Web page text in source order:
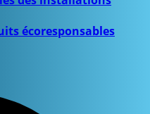
écoresponsables